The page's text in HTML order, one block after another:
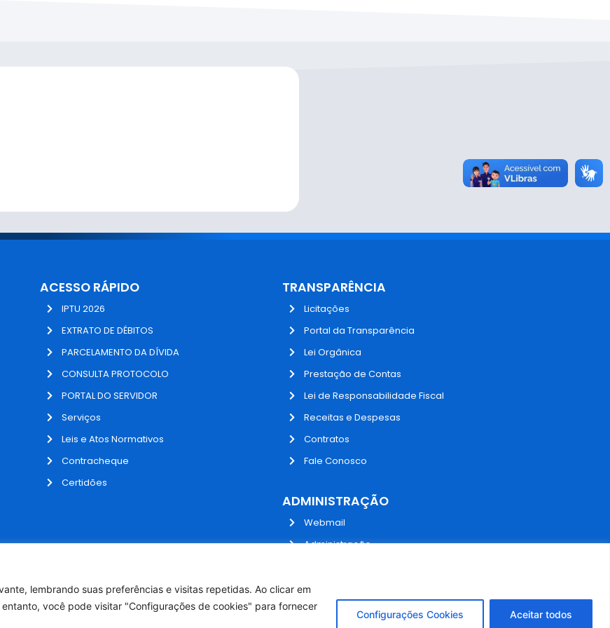
lembrando suas preferências e visitas repetidas. Ao clicar em
você pode visitar "Configurações de cookies" para fornecer
Configurações Cookies Aceitar todos
ACESSO RÁPIDO
IPTU 2026
EXTRATO DE DÉBITOS
PARCELAMENTO DA DÍVIDA
CONSULTA PROTOCOLO
PORTAL DO SERVIDOR
Serviços
Leis e Atos Normativos
Contracheque
Certidões
TRANSPARÊNCIA
Licitações
Portal da Transparência
Lei Orgânica
Prestação de Contas
Lei de Responsabilidade Fiscal
Receitas e Despesas
Contratos
Fale Conosco
ADMINISTRAÇÃO
Webmail
Administração